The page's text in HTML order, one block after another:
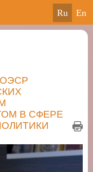
ru en
В СФЕРЕ